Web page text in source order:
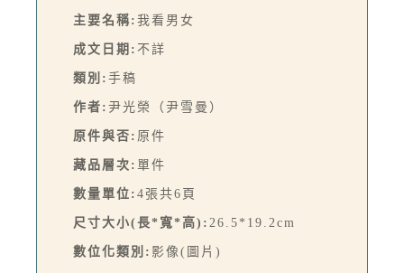
主要名稱: 我看男女
成文日期: 不詳
類別: 手稿
作者: 尹光榮（尹雪曼）
原件與否: 原件
藏品層次: 單件
數量單位: 4張共6頁
尺寸大小(長*寬*高): 26.5*19.2cm
數位化類別: 影像(圖片)